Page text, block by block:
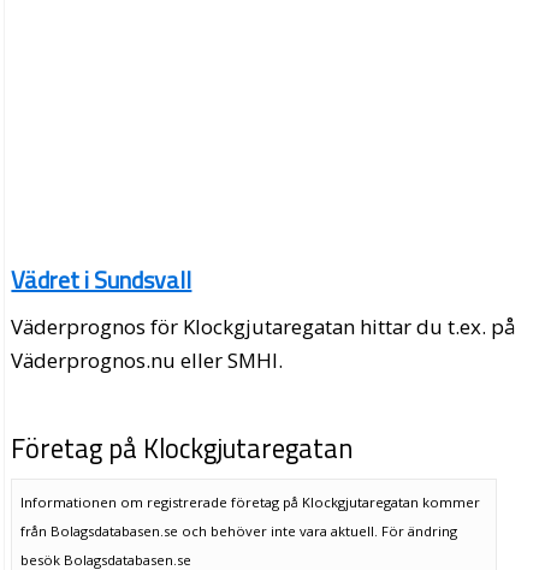
Vädret i Sundsvall
Väderprognos för Klockgjutaregatan hittar du t.ex. på
Väderprognos.nu eller SMHI.
Företag på Klockgjutaregatan
Informationen om registrerade företag på Klockgjutaregatan kommer
från Bolagsdatabasen.se och behöver inte vara aktuell. För ändring
besök Bolagsdatabasen.se